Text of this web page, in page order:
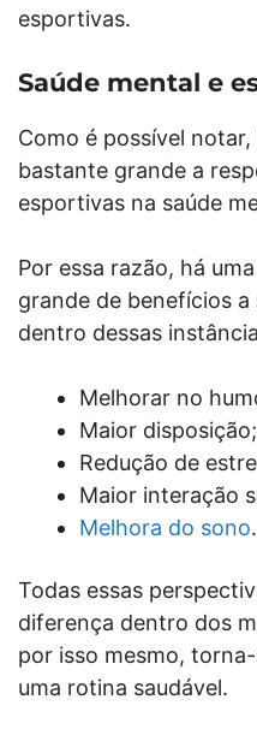
esportivas.
Saúde mental e
Como é possível
bastante grande a
esportivas na saúde
Por essa razão, há
grande de benefícios
dentro dessas
Melhorar no
Maior disposição;
Redução de
Maior interação
Melhora do sono.
Todas essas
diferença dentro dos
por isso mesmo,
uma rotina saudável.